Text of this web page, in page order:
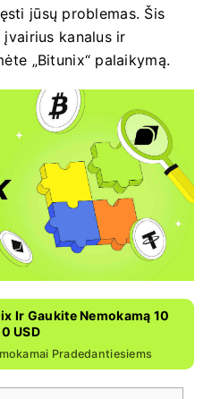
jūsų problemas. Šis
kanalus ir
„Bitunix“ palaikymą.
Ir Gaukite Nemokamą 10
USD
Pradedantiesiems